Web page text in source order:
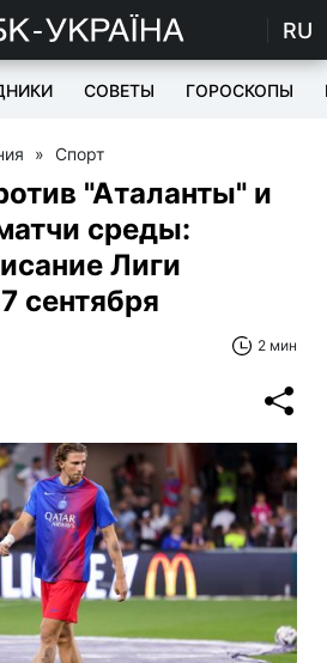
RU
СОВЕТЫ ГОРОСКОПЫ
» Спорт
"Аталанты" и
среды:
Лиги
сентября
2 мин